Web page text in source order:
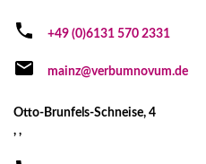
+49 (0)6131 570 2331
mainz@verbumnovum.de
Otto-Brunfels-Schneise, 4
, ,